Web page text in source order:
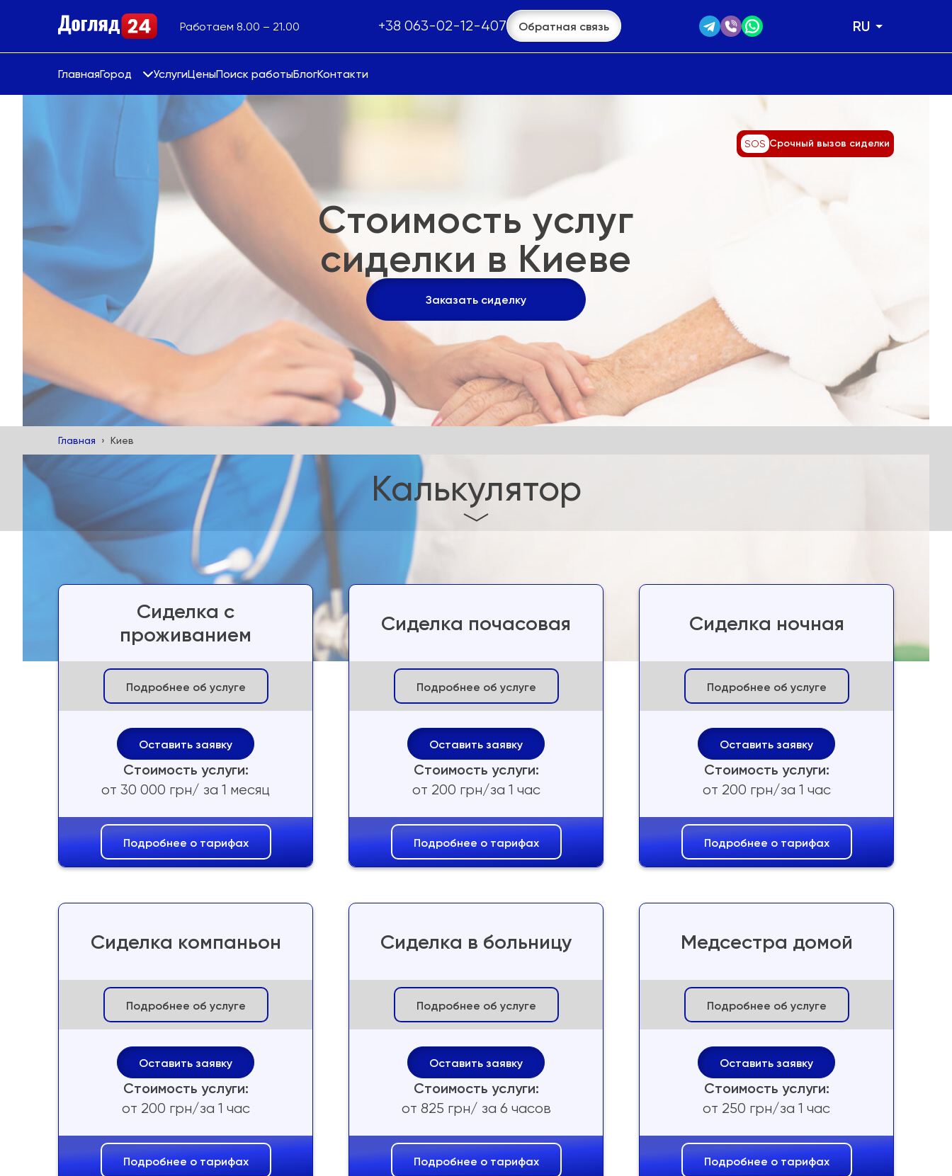
Работаем 8.00 – 21.00 +38 063-02-12-407 Обратная связь RU
ГлавнаяГород УслугиЦеныПоиск работыБлогКонтакти
SOS Срочный вызов сиделки
Стоимость услуг
сиделки в Киеве
Заказать сиделку
Главная Киев
Калькулятор
Заказать расчет услуг
Сиделка с
проживанием
Подробнее об услуге
Оставить заявку
Стоимость услуги:
от 30 000 грн/ за 1 месяц
Подробнее о тарифах
Сиделка почасовая
Подробнее об услуге
Оставить заявку
Стоимость услуги:
от 200 грн/за 1 час
Подробнее о тарифах
Сиделка ночная
Подробнее об услуге
Оставить заявку
Стоимость услуги:
от 200 грн/за 1 час
Подробнее о тарифах
Сиделка компаньон
Подробнее об услуге
Оставить заявку
Стоимость услуги:
от 200 грн/за 1 час
Подробнее о тарифах
Сиделка в больницу
Подробнее об услуге
Оставить заявку
Стоимость услуги:
от 825 грн/ за 6 часов
Подробнее о тарифах
Медсестра домой
Подробнее об услуге
Оставить заявку
Стоимость услуги:
от 250 грн/за 1 час
Подробнее о тарифах